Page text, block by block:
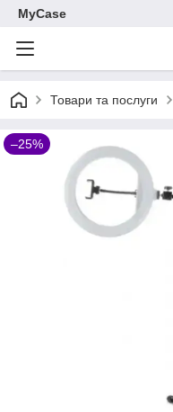
MyCase
Товари та послуги
–25%